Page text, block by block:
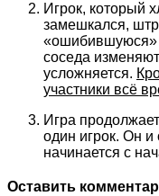
Игрок, который
замешкался,
«ошибившуюся»
соседа
усложняется.
участники всё
Игра
один игрок. Он
начинается с
Оставить